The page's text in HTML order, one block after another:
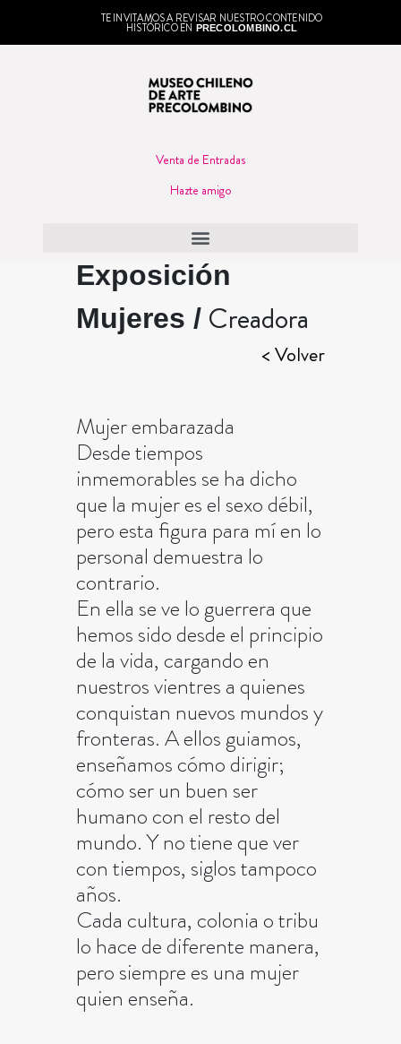
TE INVITAMOS A REVISAR NUESTRO CONTENIDO
HISTÓRICO EN PRECOLOMBINO.CL
Venta de Entradas
Hazte amigo
Exposición
Mujeres / Creadora
< Volver
Mujer embarazada
Desde tiempos
inmemorables se ha dicho
que la mujer es el sexo débil,
pero esta figura para mí en lo
personal demuestra lo
contrario.
En ella se ve lo guerrera que
hemos sido desde el principio
de la vida, cargando en
nuestros vientres a quienes
conquistan nuevos mundos y
fronteras. A ellos guiamos,
enseñamos cómo dirigir;
cómo ser un buen ser
humano con el resto del
mundo. Y no tiene que ver
con tiempos, siglos tampoco
años.
Cada cultura, colonia o tribu
lo hace de diferente manera,
pero siempre es una mujer
quien enseña.